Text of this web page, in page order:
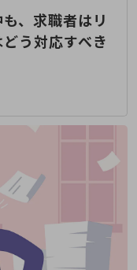
、求職者はリ
う対応すべき